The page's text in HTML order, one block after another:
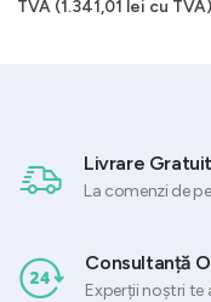
TVA (1.341,01 lei cu TVA)
Livrare
La comenzi de
Consultanță
Experții noștri